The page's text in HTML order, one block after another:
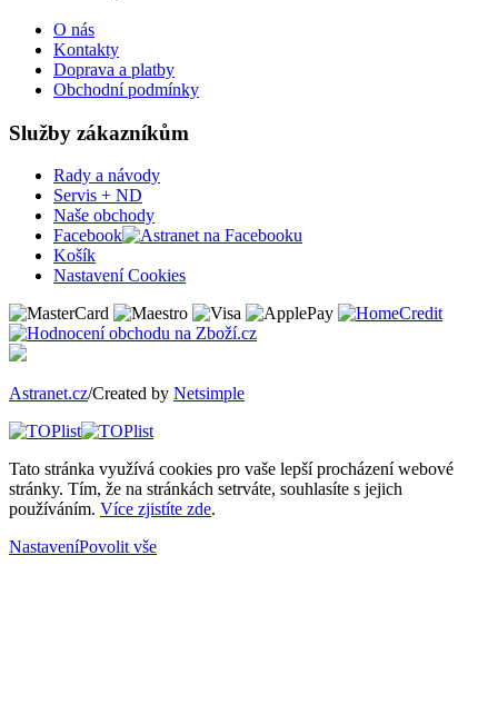
O nás
Kontakty
Doprava a platby
Obchodní podmínky
Služby zákazníkům
Rady a návody
Servis + ND
Naše obchody
Facebook
Košík
Nastavení Cookies
Astranet.cz/Created by Netsimple
Tato stránka využívá cookies pro vaše lepší procházení webové
stránky. Tím, že na stránkách setrváte, souhlasíte s jejich
používáním. Více zjistíte zde.
NastaveníPovolit vše